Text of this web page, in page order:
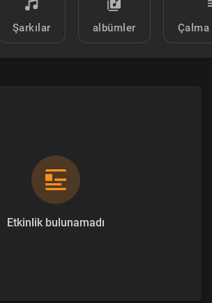
Şarkılar albümler
Etkinlik bulunamadı